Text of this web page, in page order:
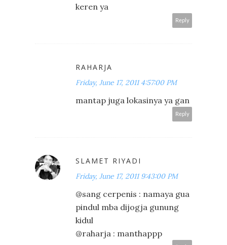
keren ya
Reply
RAHARJA
Friday, June 17, 2011 4:57:00 PM
mantap juga lokasinya ya gan
Reply
SLAMET RIYADI
Friday, June 17, 2011 9:43:00 PM
@sang cerpenis : namaya gua
pindul mba dijogja gunung
kidul
@raharja : manthappp